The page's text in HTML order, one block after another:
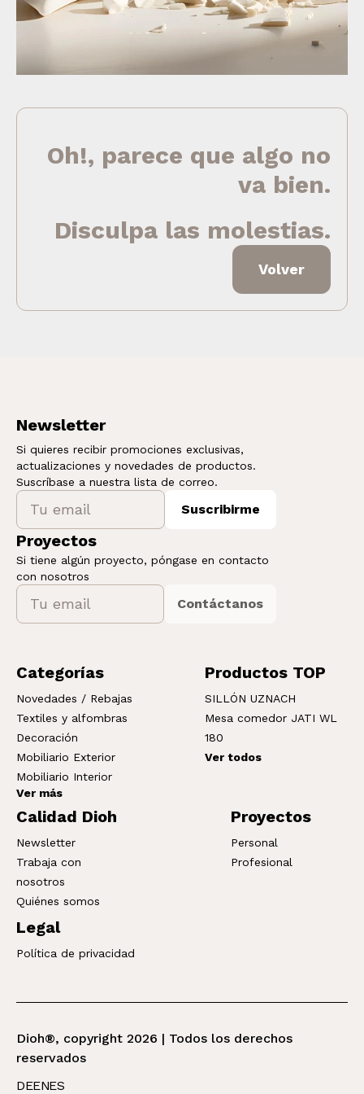
Oh!, parece que algo no
va bien.
Disculpa las molestias.
Volver
Newsletter
Si quieres recibir promociones exclusivas,
actualizaciones y novedades de productos.
Suscríbase a nuestra lista de correo.
Suscribirme
Proyectos
Si tiene algún proyecto, póngase en contacto
con nosotros
Contáctanos
Categorías
Novedades / Rebajas
Textiles y alfombras
Decoración
Mobiliario Exterior
Mobiliario Interior
Ver más
Productos TOP
SILLÓN UZNACH
Mesa comedor JATI WL
180
Ver todos
Calidad Dioh
Newsletter
Trabaja con
nosotros
Quiénes somos
Proyectos
Personal
Profesional
Legal
Política de privacidad
Dioh®, copyright 2026 | Todos los derechos
reservados
DEENES